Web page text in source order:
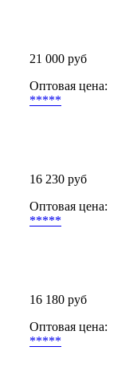
21 000 руб
Оптовая цена:
*****
16 230 руб
Оптовая цена:
*****
16 180 руб
Оптовая цена:
*****